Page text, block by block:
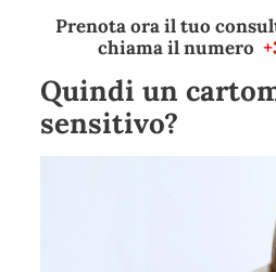
Prenota ora il tuo
chiama il numero
Quindi un
sensitivo?